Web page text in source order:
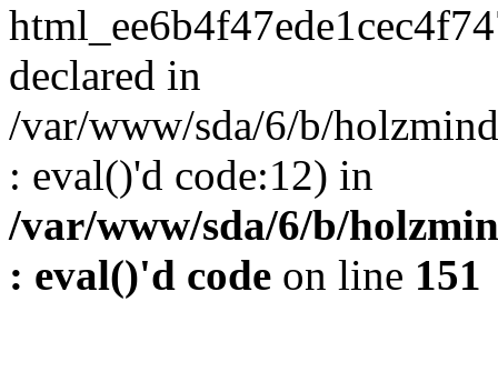
declared in
/var/www/sda/6/b/
: eval()'d code:12) in
/var/www/sda/6/b/
: eval()'d code on line 151